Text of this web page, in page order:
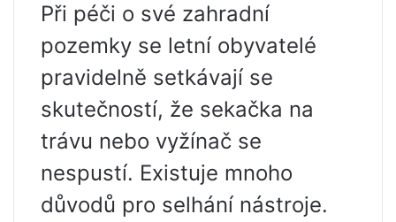
Při péči o své zahradní
pozemky se letní obyvatelé
pravidelně setkávají se
skutečností, že sekačka na
trávu nebo vyžínač se
nespustí. Existuje mnoho
důvodů pro selhání nástroje.